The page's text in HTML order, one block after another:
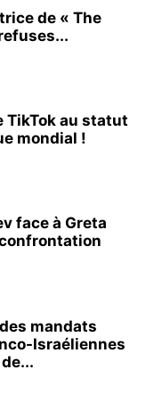
de « The
TikTok au statut
mondial !
face à Greta
mandats
Israéliennes